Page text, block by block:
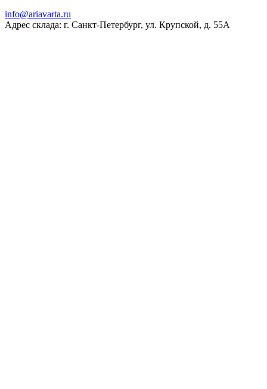
ur.atravaira@ofni
Адрес склада: г. Санкт-Петербург, ул. Крупской, д. 55А